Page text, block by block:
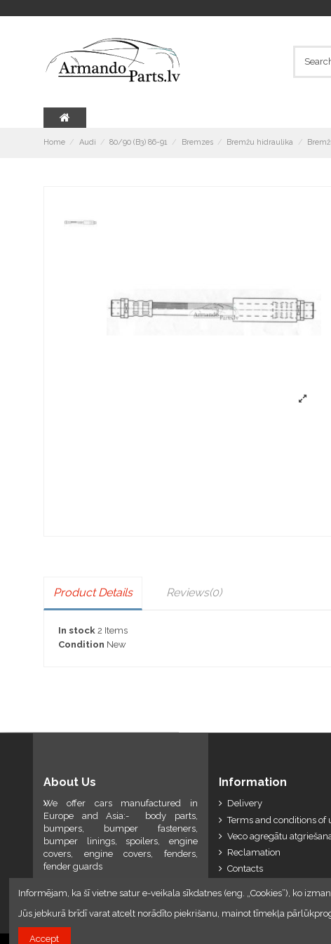
Home Audi 80/90 (B3) 86-91 Bremzes Bremžu hidraulika
Product Details Reviews(0)
In stock 2 Items
Condition New
About Us
We offer cars manufactured in
Europe and Asia:- body parts,
bumpers, bumper fasteners,
bumper linings, spoilers, engine
covers, engine covers, fenders,
fender guards
Information
Delivery
Terms and conditions of
Veco agregātu
Reclamation
Contacts
Informējam, ka šī vietne satur e-veikala sīkdatnes (eng. „Cookies”), ko
Jūs jebkurā brīdī varat atcelt norādīto piekrišanu, mainot tīmekļa
Accept